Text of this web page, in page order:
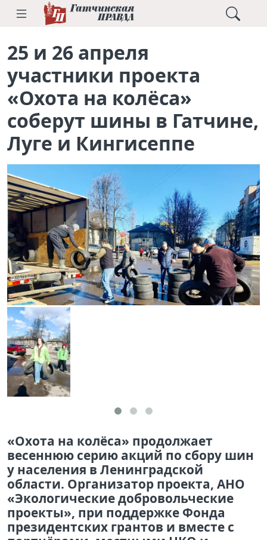
25 и 26 апреля
участники проекта
«Охота на колёса»
соберут шины в Гатчине,
Луге и Кингисеппе
«Охота на колёса» продолжает
весеннюю серию акций по сбору шин
у населения в Ленинградской
области. Организатор проекта, АНО
«Экологические добровольческие
проекты», при поддержке Фонда
президентских грантов и вместе с